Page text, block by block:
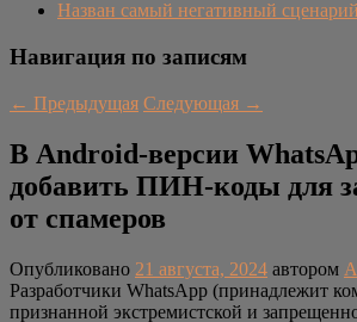
Назван самый негативный
Навигация по записям
← Предыдущая Следующая →
В Android-версии
добавить ПИН-коды для
от спамеров
Опубликовано 21 августа, 2024 автором
Разработчики WhatsApp (принадлежит
признанной экстремистской и